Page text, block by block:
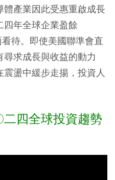
產業因此受惠重啟成長
四年全球企業盈餘
看待。即使美國聯準會直
求成長與收益的動力
盪中緩步走揚，投資人
四全球投資趨勢